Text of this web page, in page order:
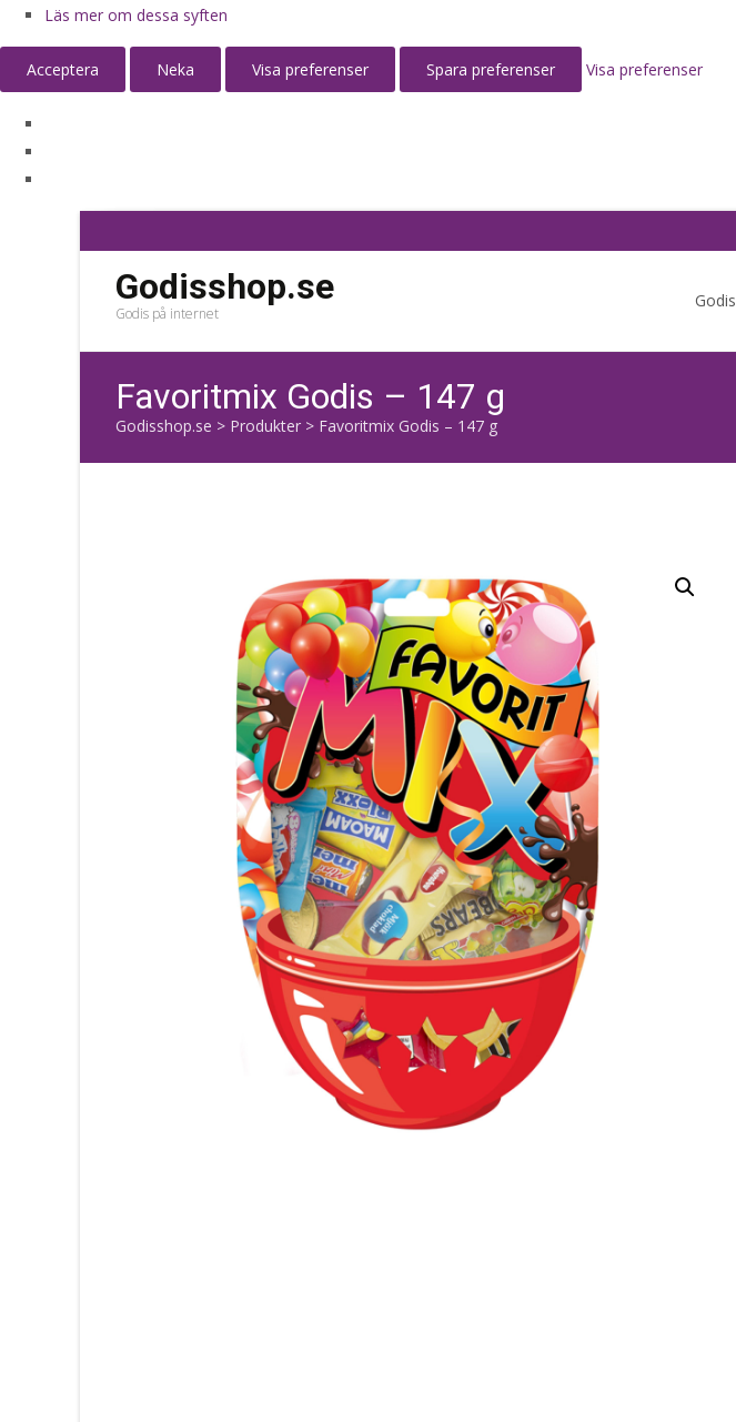
Läs mer om dessa syften
Acceptera Neka Visa preferenser Spara preferenser Visa preferenser
Godisshop.se
Godis på internet
Godis
Favoritmix Godis – 147 g
Godisshop.se > Produkter > Favoritmix Godis – 147 g